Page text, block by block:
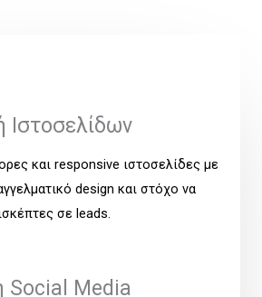
Ιστοσελίδων
και responsive ιστοσελίδες με
design και στόχο να
σε leads.
Social Media